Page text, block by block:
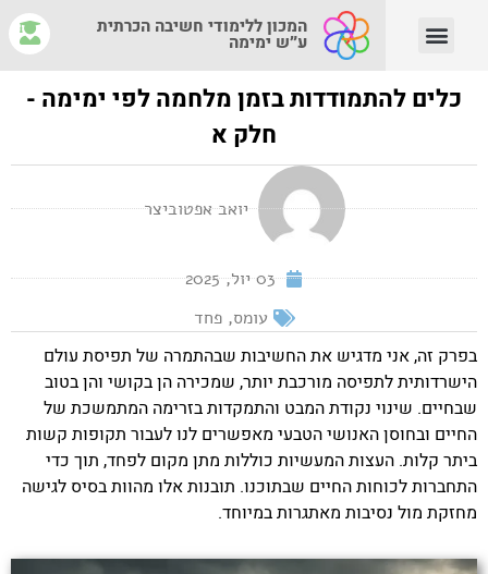
המכון ללימודי חשיבה הכרתית
ע״ש ימימה
כלים להתמודדות בזמן מלחמה לפי ימימה -
חלק א
יואב אפטוביצר
03 יול, 2025
עומס,פחד
בפרק זה, אני מדגיש את החשיבות שבהתמרה של תפיסת עולם
הישרדותית לתפיסה מורכבת יותר, שמכירה הן בקושי והן בטוב
שבחיים. שינוי נקודת המבט והתמקדות בזרימה המתמשכת של
החיים ובחוסן האנושי הטבעי מאפשרים לנו לעבור תקופות קשות
ביתר קלות. העצות המעשיות כוללות מתן מקום לפחד, תוך כדי
התחברות לכוחות החיים שבתוכנו. תובנות אלו מהוות בסיס לגישה
מחזקת מול נסיבות מאתגרות במיוחד.